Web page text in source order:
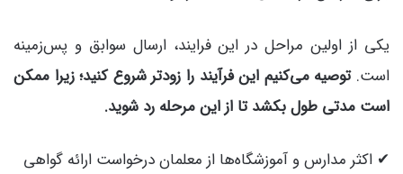
یکی از اولین مراحل در این فرایند، ارسال سوابق و پس‌زمینه
است.توصیه می‌کنیم این فرآیند را زودتر شروع کنید؛ زیرا ممکن
است مدتی طول بکشد تا از این مرحله رد شوید.
✔ اکثر مدارس و آموزشگاه‌ها از معلمان درخواست ارائه گواهی